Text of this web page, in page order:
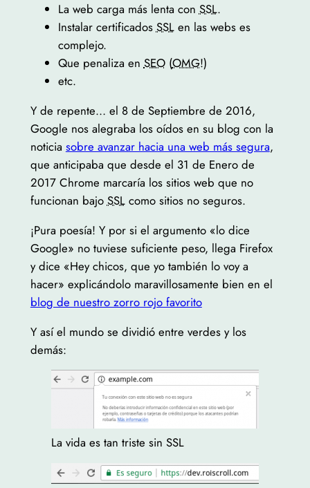
La web carga más lenta conSSL.
Instalar certificadosSSLen las webs es
complejo.
Que penaliza enSEO(OMG!)
etc.
Y de repente… el 8 de Septiembre de 2016,
Google nos alegraba los oídos en su blog con la
noticia sobre avanzar hacia una web más segura,
que anticipaba que desde el 31 de Enero de
2017 Chrome marcaría los sitios web que no
funcionan bajoSSLcomo sitios no seguros.
¡Pura poesía! Y por si el argumento «lo dice
Google» no tuviese suficiente peso, llega Firefox
y dice «Hey chicos, que yo también lo voy a
hacer» explicándolo maravillosamente bien en el
blog de nuestro zorro rojo favorito
Y así el mundo se dividió entre verdes y los
demás:
La vida es tan triste sin SSL